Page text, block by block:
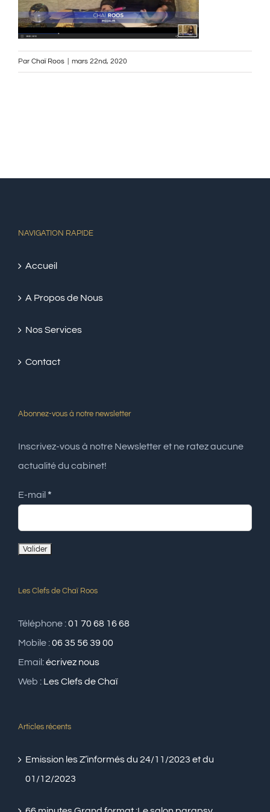
Par Chaï Roos mars 22nd, 2020
NAVIGATION RAPIDE
Accueil
A Propos de Nous
Nos Services
Contact
Abonnez-vous à notre newsletter
Inscrivez-vous à notre Newsletter et ne ratez aucune
actualité du cabinet!
E-mail *
Les Clefs de Chaï Roos
Téléphone :01 70 68 16 68
Mobile :06 35 56 39 00
Email:écrivez nous
Web : Les Clefs de Chaï
Articles récents
Emission les Z’informés du 24/11/2023 et du
01/12/2023